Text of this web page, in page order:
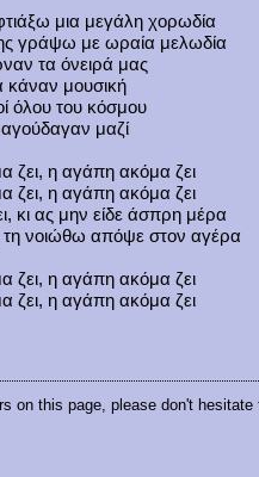
μια μεγάλη χορωδία
γράψω με ωραία μελωδία
τα όνειρά μας
κάναν μουσική
όλου του κόσμου
μαζί
ζει, η αγάπη ακόμα ζει
ζει, η αγάπη ακόμα ζει
κι ας μην είδε άσπρη μέρα
νοιώθω απόψε στον αγέρα
ζει, η αγάπη ακόμα ζει
ζει, η αγάπη ακόμα ζει
on this page, please don't